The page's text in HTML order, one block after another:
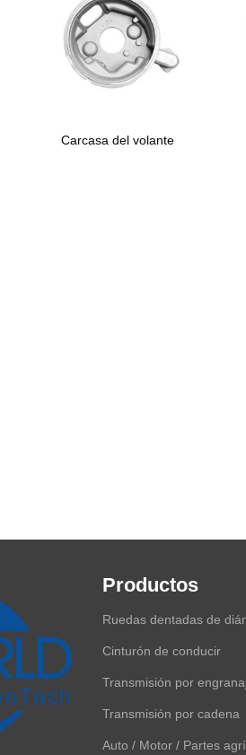
Carcasa del volante
Productos
Ruedas dentadas de
cónico
Cinturón de conducir
Transmisión por
Transmisión por cadena
Auto / Motor / Partes